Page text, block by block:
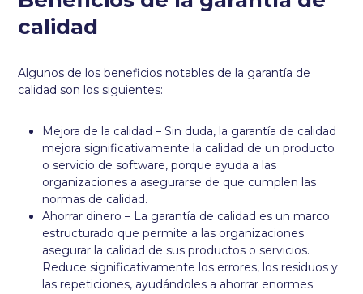
calidad
Algunos de los beneficios notables de la garantía de
calidad son los siguientes:
Mejora de la calidad – Sin duda, la garantía de calidad
mejora significativamente la calidad de un producto
o servicio de software, porque ayuda a las
organizaciones a asegurarse de que cumplen las
normas de calidad.
Ahorrar dinero – La garantía de calidad es un marco
estructurado que permite a las organizaciones
asegurar la calidad de sus productos o servicios.
Reduce significativamente los errores, los residuos y
las repeticiones, ayudándoles a ahorrar enormes